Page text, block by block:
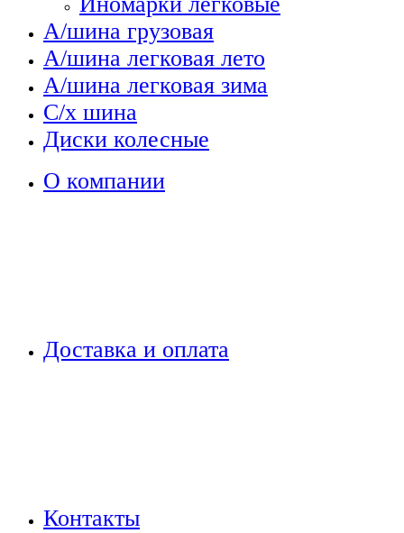
А/шина грузовая
А/шина легковая лето
А/шина легковая зима
С/х шина
Диски колесные
О компании
Доставка и оплата
Контакты